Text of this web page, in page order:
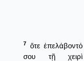
7
ὅτε ἐπελάβοντό
σου τῇ χειρὶ